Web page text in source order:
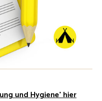
und Hygiene' hier